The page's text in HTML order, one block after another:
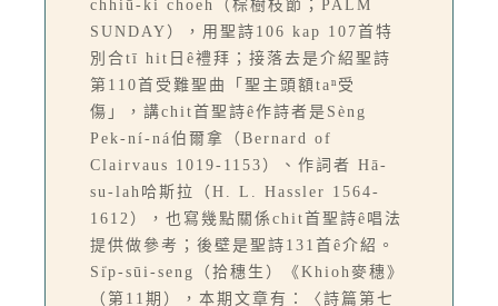
chhiū-ki choeh（棕樹枝節；PALM
SUNDAY），用聖詩106 kap 107首特
別合tī hit日ê禮拜；接落去是介紹聖詩
第110首受難聖曲「聖主頭額taⁿ受
傷」，講chit首聖詩ê作詩者是Sèng
Pek-ní-ná伯爾拿（Bernard of
Clairvaus 1019-1153）、作詞者 Hā-
su-lah哈斯拉（H. L. Hassler 1564-
1612），也寫幾點關係chit首聖詩ê唱法
提供做參考；後壁是聖詩131首ê介紹。
Si̍p-sūi-seng（拾穗生）《Khioh麥穗》
（第11期），本期文章有：〈詩篇第七